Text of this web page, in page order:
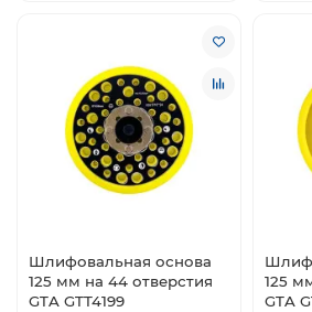
Шлифовальная основа
125 мм на 44 отверстия
GTA GTT4199
125
GTA